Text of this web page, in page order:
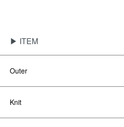
▶ ITEM
Outer
Knit